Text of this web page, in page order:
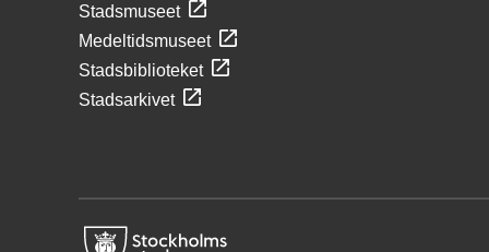
Stadsmuseet
Medeltidsmuseet
Stadsbiblioteket
Stadsarkivet